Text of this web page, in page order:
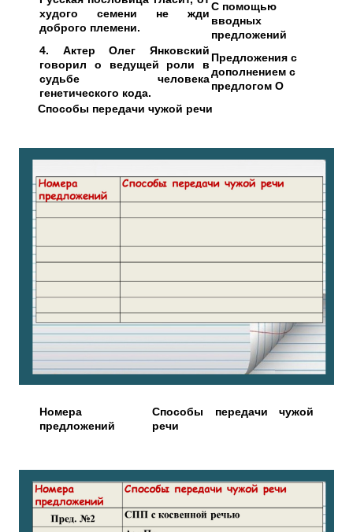
худого семени не жди
доброго племени.
С помощью
вводных
предложений
4. Актер Олег Янковский
говорил о ведущей роли в
судьбе человека
генетического кода.
Предложения с
дополнением с
предлогом О
Способы передачи чужой речи
Номера
предложений
Способы передачи чужой
речи